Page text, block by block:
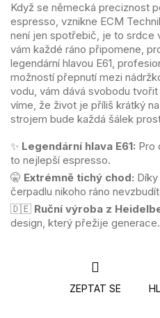
Když se německá preciznost
espresso, vznikne ECM
není jen spotřebič, je to srdce
vám každé ráno připomene,
legendární hlavou E61,
možností přepnutí mezi
vodu, vám dává svobodu
víme, že život je příliš krátký
strojem bude každá šálek
✨ Legendární hlava E61: Pro
to nejlepší espresso.
🤫 Extrémně tichý chod:
čerpadlu nikoho ráno
🇩🇪 Ruční výroba z
design, který přežije generace.
ZEPTAT SE